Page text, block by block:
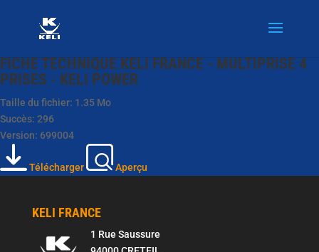
FICHE TECHNIQUE KELI FRANCE - MULTIPRISE 4
PRISES - KELI POWER
Taille du fichier: 1.35 Mo
Succès: 296
Version: 699004
Télécharger Aperçu
KELI FRANCE
1 Rue Saussure